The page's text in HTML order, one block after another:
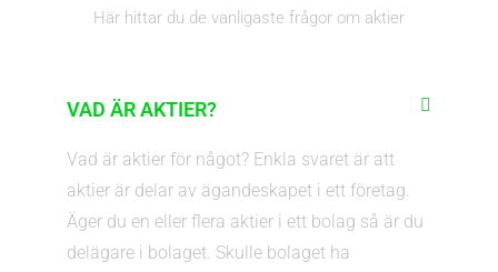
Här hittar du de vanligaste frågor om aktier​
VAD ÄR AKTIER?
Vad är aktier för något? Enkla svaret är att
aktier är delar av ägandeskapet i ett företag.
Äger du en eller flera aktier i ett bolag så är du
delägare i bolaget. Skulle bolaget ha